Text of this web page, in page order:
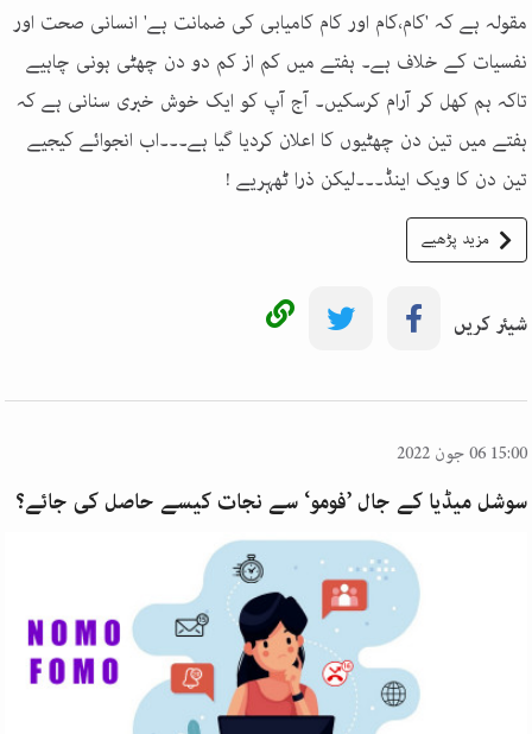
مقولہ ہے کہ 'کام،کام اور کام کامیابی کی ضمانت ہے' انسانی صحت اور
نفسیات کے خلاف ہے۔ ہفتے میں کم از کم دو دن چھٹی ہونی چاہیے
تاکہ ہم کھل کر آرام کرسکیں۔ آج آپ کو ایک خوش خبری سنانی ہے کہ
ہفتے میں تین دن چھٹیوں کا اعلان کردیا گیا ہے۔۔۔اب انجوائے کیجیے
تین دن کا ویک اینڈ۔۔۔لیکن ذرا ٹھہریے !
مزید پڑھیے
شیئر کریں
15:00 06 جون 2022
سوشل میڈیا کے جال ’فومو‘ سے نجات کیسے حاصل کی جائے؟